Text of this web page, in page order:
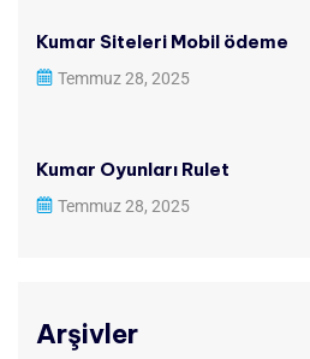
Kumar Siteleri Mobil ödeme
Temmuz 28, 2025
Kumar Oyunları Rulet
Temmuz 28, 2025
Arşivler